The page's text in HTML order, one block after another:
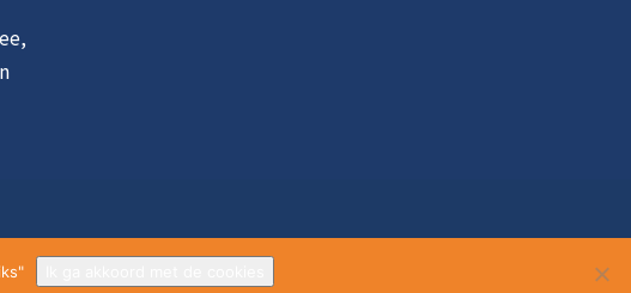
Website laten maken?